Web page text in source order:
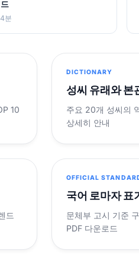
분
10
DICTIONARY
성씨 유래와 본
주요 20개 성씨의
상세히 안내
드
OFFICIAL
국어 로마자 표
문체부 고시 기준
PDF 다운로드